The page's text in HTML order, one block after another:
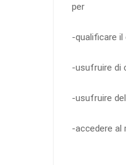
per
-qualificare il
-usufruire di
-usufruire
-accedere al